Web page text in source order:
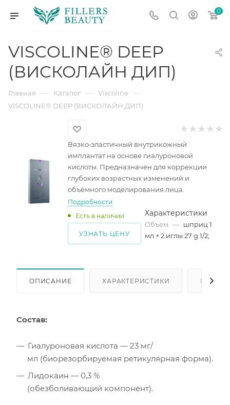
0
VISCOLINE® DEEP
(ВИСКОЛАЙН ДИП)
Главная — Каталог — Viscoline —
VISCOLINE® DEEP (ВИСКОЛАЙН ДИП)
Вязко‑эластичный внутрикожный
имплантат на основе гиалуроновой
кислоты. Предназначен для коррекции
глубоких возрастных изменений и
объёмного моделирования лица.
Подробности
Есть в наличии
УЗНАТЬ ЦЕНУ
Характеристики
Объем — шприц 1
мл + 2 иглы 27 g 1/2;
ОПИСАНИЕ ХАРАКТЕРИСТИКИ КАК
Состав:
Гиалуроновая кислота — 23 мг/
мл (биорезорбируемая ретикулярная форма).
Лидокаин — 0,3 %
(обезболивающий компонент).